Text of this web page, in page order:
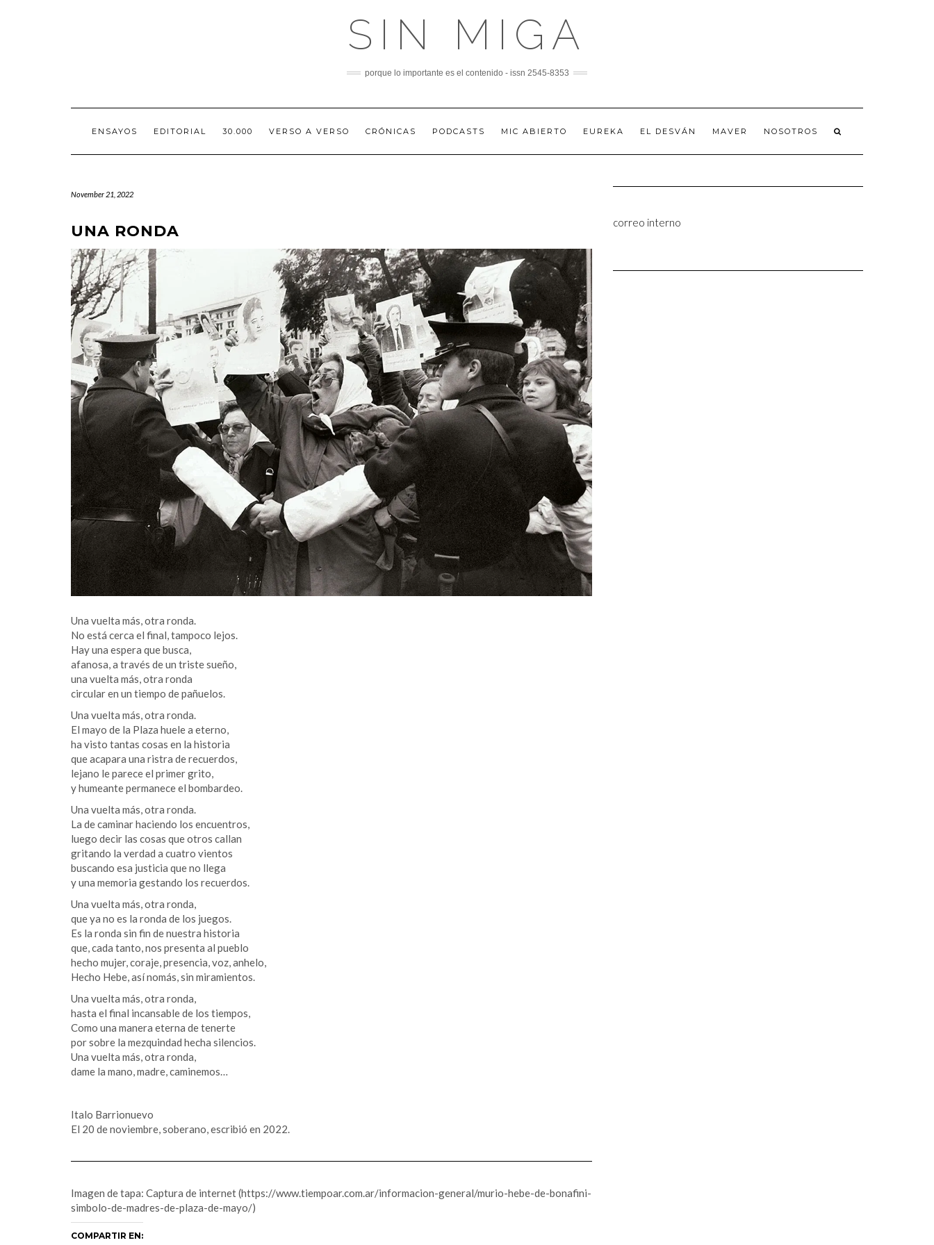
SIN MIGA
porque lo importante es el contenido - issn 2545-8353
ENSAYOS EDITORIAL 30.000 VERSO A VERSO CRÓNICAS PODCASTS MIC ABIERTO EUREKA EL DESVÁN MAVER NOSOTROS
November 21, 2022
UNA RONDA
Una vuelta más, otra ronda.
No está cerca el final, tampoco lejos.
Hay una espera que busca,
afanosa, a través de un triste sueño,
una vuelta más, otra ronda
circular en un tiempo de pañuelos.
Una vuelta más, otra ronda.
El mayo de la Plaza huele a eterno,
ha visto tantas cosas en la historia
que acapara una ristra de recuerdos,
lejano le parece el primer grito,
y humeante permanece el bombardeo.
Una vuelta más, otra ronda.
La de caminar haciendo los encuentros,
luego decir las cosas que otros callan
gritando la verdad a cuatro vientos
buscando esa justicia que no llega
y una memoria gestando los recuerdos.
Una vuelta más, otra ronda,
que ya no es la ronda de los juegos.
Es la ronda sin fin de nuestra historia
que, cada tanto, nos presenta al pueblo
hecho mujer, coraje, presencia, voz, anhelo,
Hecho Hebe, así nomás, sin miramientos.
Una vuelta más, otra ronda,
hasta el final incansable de los tiempos,
Como una manera eterna de tenerte
por sobre la mezquindad hecha silencios.
Una vuelta más, otra ronda,
dame la mano, madre, caminemos…
Italo Barrionuevo
El 20 de noviembre, soberano, escribió en 2022.
Imagen de tapa: Captura de internet (https://www.tiempoar.com.ar/informacion-general/murio-hebe-de-bonafini-
simbolo-de-madres-de-plaza-de-mayo/)
COMPARTIR EN:
correo interno